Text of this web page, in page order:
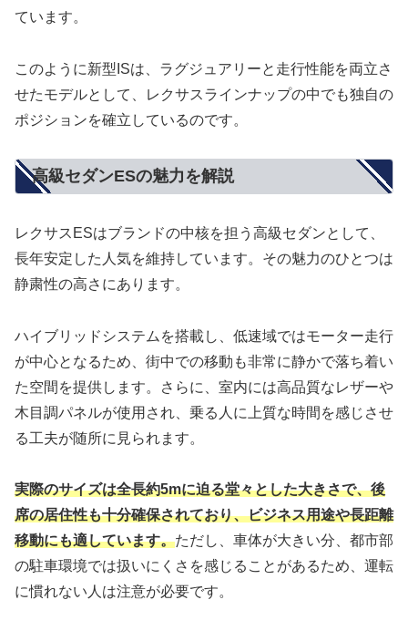
ています。
このように新型ISは、ラグジュアリーと走行性能を両立さ
せたモデルとして、レクサスラインナップの中でも独自の
ポジションを確立しているのです。
高級セダンESの魅力を解説
レクサスESはブランドの中核を担う高級セダンとして、
長年安定した人気を維持しています。その魅力のひとつは
静粛性の高さにあります。
ハイブリッドシステムを搭載し、低速域ではモーター走行
が中心となるため、街中での移動も非常に静かで落ち着い
た空間を提供します。さらに、室内には高品質なレザーや
木目調パネルが使用され、乗る人に上質な時間を感じさせ
る工夫が随所に見られます。
実際のサイズは全長約5mに迫る堂々とした大きさで、後
席の居住性も十分確保されており、ビジネス用途や長距離
移動にも適しています。ただし、車体が大きい分、都市部
の駐車環境では扱いにくさを感じることがあるため、運転
に慣れない人は注意が必要です。